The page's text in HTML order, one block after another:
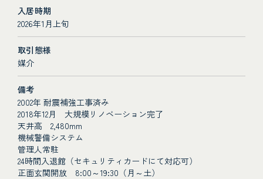
入居時期
2026年1月上旬
取引態様
媒介
備考
2002年 耐震補強工事済み
2018年12月 大規模リノベーション完了
天井高 2,480mm
機械警備システム
管理人常駐
24時間入退館（セキュリティカードにて対応可）
正面玄関開放 8:00～19:30（月～土）